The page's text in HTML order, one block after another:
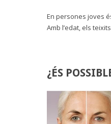
En persones joves
Amb l’edat, els
¿ÉS